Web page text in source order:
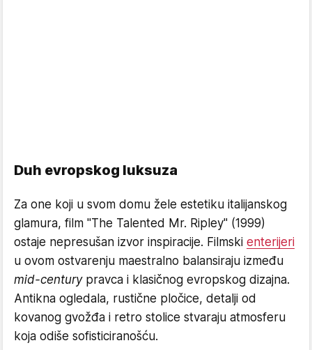
Duh evropskog luksuza
Za one koji u svom domu žele estetiku italijanskog
glamura, film "The Talented Mr. Ripley" (1999)
ostaje nepresušan izvor inspiracije. Filmski enterijeri
u ovom ostvarenju maestralno balansiraju između
mid-centurypravca i klasičnog evropskog dizajna.
Antikna ogledala, rustične pločice, detalji od
kovanog gvožđa i retro stolice stvaraju atmosferu
koja odiše sofisticiranošću.